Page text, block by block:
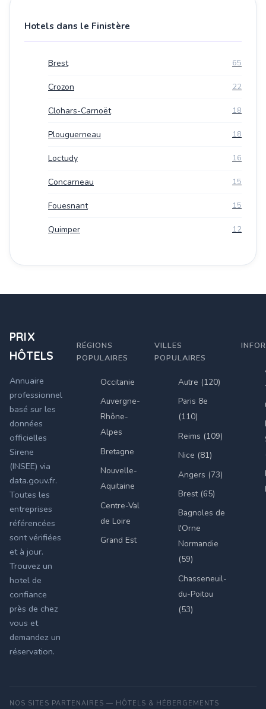
Hotels dans le Finistère
Brest 65
Crozon 22
Clohars-Carnoët 18
Plouguerneau 18
Loctudy 16
Concarneau 15
Fouesnant 15
Quimper 12
PRIX
HÔTELS
Annuaire
professionnel
basé sur les
données
officielles
Sirene
(INSEE) via
data.gouv.fr.
Toutes les
entreprises
référencées
sont vérifiées
et à jour.
Trouvez un
hotel de
confiance
près de chez
vous et
demandez un
réservation.
RÉGIONS
POPULAIRES
Occitanie
Auvergne-
Rhône-
Alpes
Bretagne
Nouvelle-
Aquitaine
Centre-Val
de Loire
Grand Est
VILLES
POPULAIRES
Autre (120)
Paris 8e
(110)
Reims (109)
Nice (81)
Angers (73)
Brest (65)
Bagnoles de
l'Orne
Normandie
(59)
Chasseneuil-
du-Poitou
(53)
NOS SITES PARTENAIRES — HÔTELS & HÉBERGEMENTS